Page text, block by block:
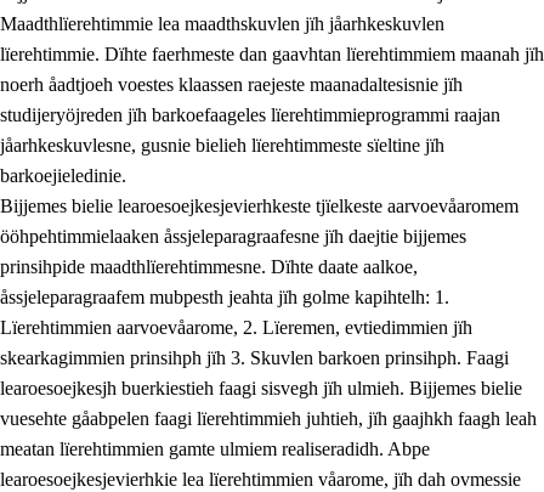
Maadthlïerehtimmie lea maadthskuvlen jïh jåarhkeskuvlen
lïerehtimmie. Dïhte faerhmeste dan gaavhtan lïerehtimmiem maanah jïh
noerh åadtjoeh voestes klaassen raejeste maanadaltesisnie jïh
studijeryöjreden jïh barkoefaageles lïerehtimmieprogrammi raajan
jåarhkeskuvlesne, gusnie bielieh lïerehtimmeste sïeltine jïh
barkoejieledinie.
Bijjemes bielie learoesoejkesjevierhkeste tjïelkeste aarvoevåaromem
ööhpehtimmielaaken åssjeleparagraafesne jïh daejtie bijjemes
prinsihpide maadthlïerehtimmesne. Dïhte daate aalkoe,
åssjeleparagraafem mubpesth jeahta jïh golme kapihtelh: 1.
Lïerehtimmien aarvoevåarome, 2. Lïeremen, evtiedimmien jïh
skearkagimmien prinsihph jïh 3. Skuvlen barkoen prinsihph. Faagi
learoesoejkesjh buerkiestieh faagi sisvegh jïh ulmieh. Bijjemes bielie
vuesehte gåabpelen faagi lïerehtimmieh juhtieh, jïh gaajhkh faagh leah
meatan lïerehtimmien gamte ulmiem realiseradidh. Abpe
learoesoejkesjevierhkie lea lïerehtimmien våarome, jïh dah ovmessie